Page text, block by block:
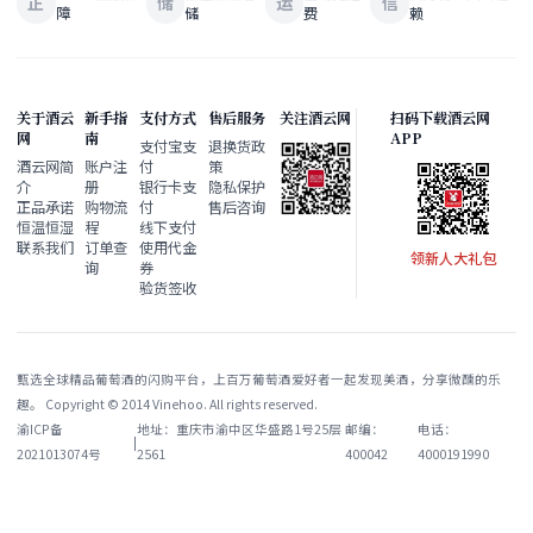
障
储
费
赖
关于酒云
网
酒云网简
介
正品承诺
恒温恒湿
联系我们
新手指
南
账户注
册
购物流
程
订单查
询
支付方式
支付宝支
付
银行卡支
付
线下支付
使用代金
券
验货签收
售后服务
退换货政
策
隐私保护
售后咨询
关注酒云网
扫码下载酒云网
APP
领新人大礼包
甄选全球精品葡萄酒的闪购平台，上百万葡萄酒爱好者一起发现美酒，分享微醺的乐
趣。 Copyright © 2014 Vinehoo. All rights reserved.
渝ICP备
2021013074号
|
地址：重庆市渝中区华盛路1号25层
2561
邮编：
400042
电话：
4000191990